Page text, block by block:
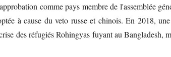
comme pays membre de l'assemblée
à cause du veto russe et chinois. En 2018,
des réfugiés Rohingyas fuyant au Bangladesh,